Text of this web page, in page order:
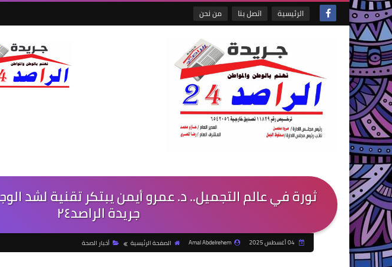
الرئيسية اتصل بنا من نحن
ثورة في عالم التجميل.. د. عمرو أيمن يبتكر تقنية لشد
جريدة الراصد٢٤
04 أغسطس 2025 Amal Abdelrehem الصفحة الرئيسية أخبار الصحة